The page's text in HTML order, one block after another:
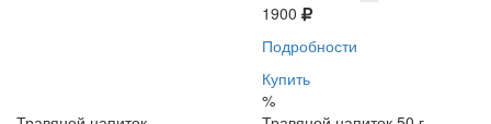
1900
Подробности
Купить
%